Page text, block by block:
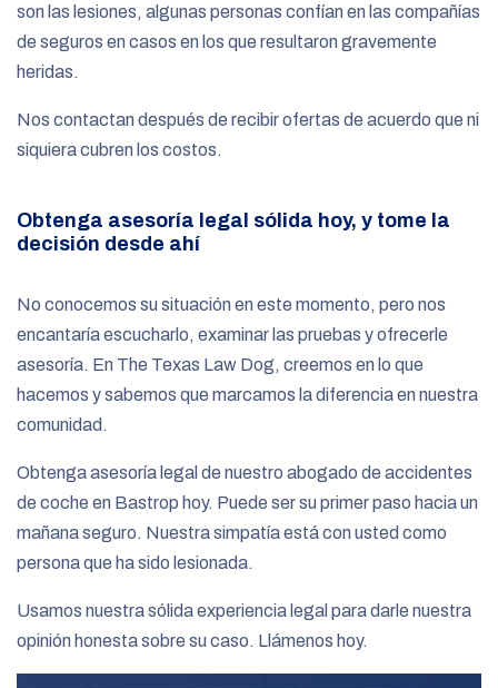
son las lesiones, algunas personas confían en las compañías
de seguros en casos en los que resultaron gravemente
heridas.
Nos contactan después de recibir ofertas de acuerdo que ni
siquiera cubren los costos.
Obtenga asesoría legal sólida hoy, y tome la
decisión desde ahí
No conocemos su situación en este momento, pero nos
encantaría escucharlo, examinar las pruebas y ofrecerle
asesoría. En The Texas Law Dog, creemos en lo que
hacemos y sabemos que marcamos la diferencia en nuestra
comunidad.
Obtenga asesoría legal de nuestro abogado de accidentes
de coche en Bastrop hoy. Puede ser su primer paso hacia un
mañana seguro. Nuestra simpatía está con usted como
persona que ha sido lesionada.
Usamos nuestra sólida experiencia legal para darle nuestra
opinión honesta sobre su caso. Llámenos hoy.